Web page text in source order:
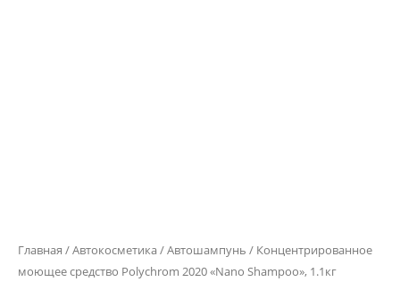
Главная /Автокосметика/Автошампунь / Концентрированное
моющее средство Polychrom 2020 «Nano Shampoo», 1.1кг